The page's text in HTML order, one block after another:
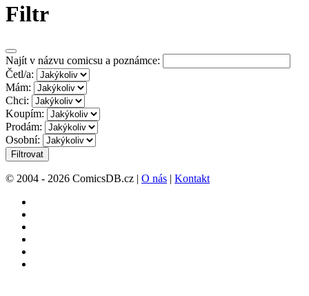
Filtr
Najít v názvu comicsu a poznámce:
Četl/a:
Mám:
Chci:
Koupím:
Prodám:
Osobní:
Filtrovat
© 2004 - 2026 ComicsDB.cz | O nás | Kontakt